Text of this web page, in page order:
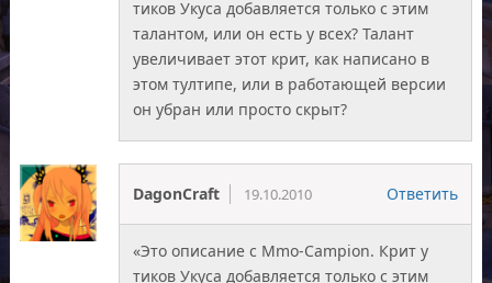
тиков Укуса добавляется только с этим
талантом, или он есть у всех? Талант
увеличивает этот крит, как написано в
этом тултипе, или в работающей версии
он убран или просто скрыт?
DagonCraft 19.10.2010 Ответить
«Это описание с Mmo-Campion. Крит у
тиков Укуса добавляется только с этим